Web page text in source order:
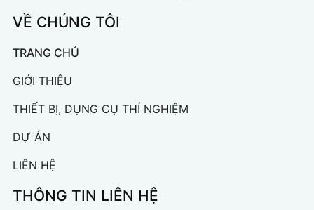
VỀ CHÚNG TÔI
TRANG CHỦ
GIỚI THIỆU
THIẾT BỊ, DỤNG CỤ THÍ NGHIỆM
DỰ ÁN
LIÊN HỆ
THÔNG TIN LIÊN HỆ